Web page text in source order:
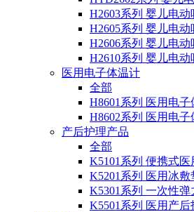
H2603系列 婴儿电动
H2605系列 婴儿电动
H2606系列 婴儿电动
H2610系列 婴儿电动
医用电子体温计
全部
H8601系列 医用电子
H8602系列 医用电子
产后护理产品
全部
K5101系列 便携式医
K5201系列 医用冰敷
K5301系列 一次性弹
K5501系列 医用产后